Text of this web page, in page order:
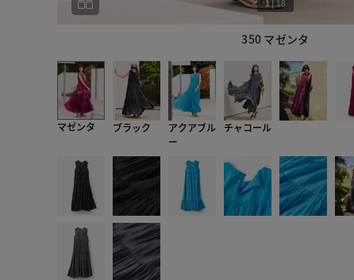
350 マゼンタ
1 |18
マゼンタ ブラック
アクアブル
ー
チャコール